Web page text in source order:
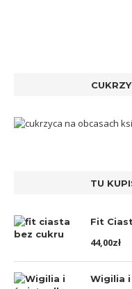
TU
Fit
44,00zł
Wigilia